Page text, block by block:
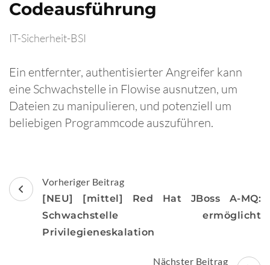
Codeausführung
IT-Sicherheit-BSI
Ein entfernter, authentisierter Angreifer kann
eine Schwachstelle in Flowise ausnutzen, um
Dateien zu manipulieren, und potenziell um
beliebigen Programmcode auszuführen.
Beitragsnavigation
Vorheriger Beitrag
[NEU] [mittel] Red Hat JBoss A-MQ:
Schwachstelle ermöglicht
Privilegieneskalation
Nächster Beitrag